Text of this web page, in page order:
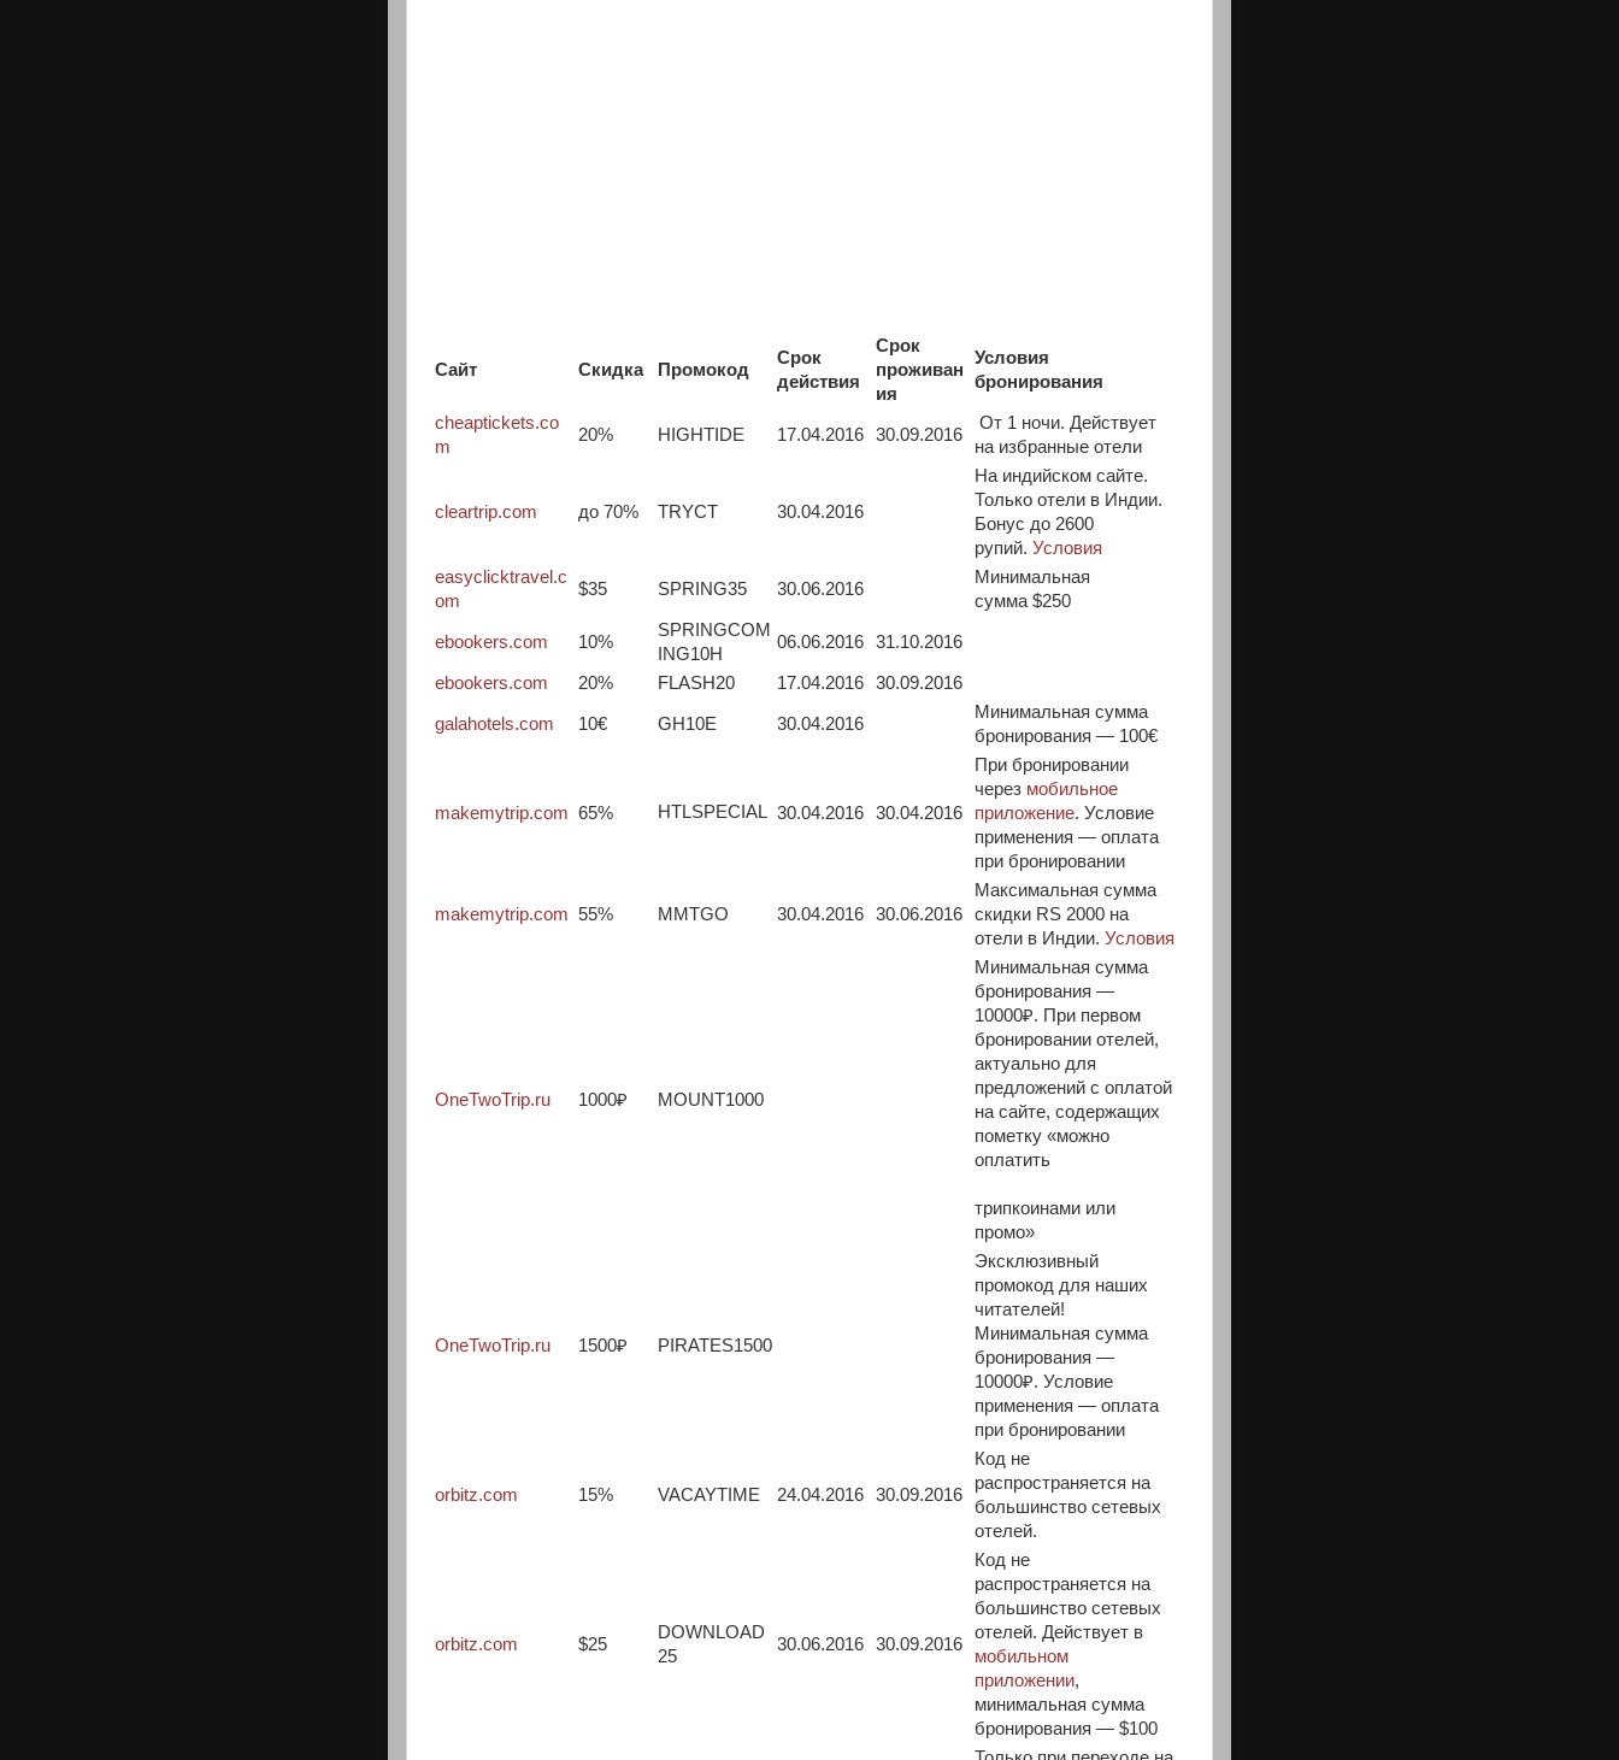
Сайт Скидка Промокод
Срок
действия
Срок
проживан
ия
Условия
бронирования
cheaptickets.co
m
20% HIGHTIDE 17.04.2016 30.09.2016
От 1 ночи. Действует
на избранные отели
cleartrip.com до 70% TRYCT 30.04.2016
На индийском сайте.
Только отели в Индии.
Бонус до 2600
рупий. Условия
easyclicktravel.c
om
$35 SPRING35 30.06.2016
Минимальная
сумма $250
ebookers.com 10%
SPRINGCOM
ING10H
06.06.2016 31.10.2016
ebookers.com 20% FLASH20 17.04.2016 30.09.2016
galahotels.com 10€ GH10E 30.04.2016
Минимальная сумма
бронирования — 100€
makemytrip.com 65% HTLSPECIAL 30.04.2016 30.04.2016
При бронировании
через мобильное
приложение. Условие
применения — оплата
при бронировании
makemytrip.com 55% MMTGO 30.04.2016 30.06.2016
Максимальная сумма
скидки RS 2000 на
отели в Индии. Условия
OneTwoTrip.ru 1000₽ MOUNT1000
Минимальная сумма
бронирования —
10000₽. При первом
бронировании отелей,
актуально для
предложений с оплатой
на сайте, содержащих
пометку «можно
оплатить
трипкоинами или
промо»
OneTwoTrip.ru 1500₽ PIRATES1500
Эксклюзивный
промокод для наших
читателей!
Минимальная сумма
бронирования —
10000₽. Условие
применения — оплата
при бронировании
orbitz.com 15% VACAYTIME 24.04.2016 30.09.2016
Код не
распространяется на
большинство сетевых
отелей.
orbitz.com $25
DOWNLOAD
25
30.06.2016 30.09.2016
Код не
распространяется на
большинство сетевых
отелей. Действует в
мобильном
приложении,
минимальная сумма
бронирования — $100